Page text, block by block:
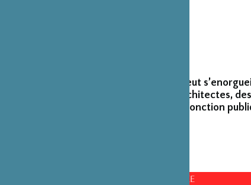
La Fondation peut
créateurs et architectes,
émérites de la fonction
CONSEILS D’ADMINISTRATION PAR ANNÉE